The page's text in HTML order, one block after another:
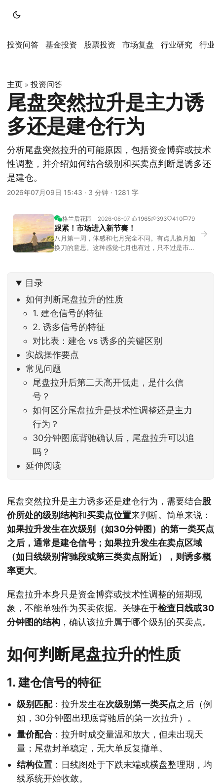
投资问答 基金投资 股票投资 市场复盘 行业研究 行业
主页 » 投资问答
尾盘突然拉升是主力诱
多还是建仓行为
分析尾盘突然拉升的可能原因，包括资金博弈或技术
性调整，并介绍如何结合级别和买卖点判断是诱多还
是建仓。
2026年07月09日 15:43 · 3 分钟 · 1281 字
格兰后花园 2026-08-07 1965 393 410 79
跟紧！市场进入新节奏！
八月第一周，体感和七月完全不同。有点儿换月如
换刀的意思。这种感觉七月也有过，只不过是市场
家感受到了春天般的暖风。指数涨了百点，交易额
回暖到2
→
目录
如何判断尾盘拉升的性质
1. 建仓信号的特征
2. 诱多信号的特征
对比表：建仓 vs 诱多的关键区别
实战操作要点
常见问题
尾盘拉升后第二天高开低走，是什么信
号？
如何区分尾盘拉升是技术性调整还是主力
行为？
30分钟图底背驰确认后，尾盘拉升可以追
吗？
延伸阅读
尾盘突然拉升是主力诱多还是建仓行为，需要结合股
价所处的级别结构和买卖点位置来判断。简单来说：
如果拉升发生在次级别（如30分钟图）的第一类买点
之后，通常是建仓信号；如果拉升发生在卖点区域
（如日线级别背驰段或第三类卖点附近），则诱多概
率更大。
尾盘拉升本身只是资金博弈或技术性调整的短期现
象，不能单独作为买卖依据。关键在于检查日线或30
分钟图的结构 ，确认该拉升属于哪个级别的买卖点。
如何判断尾盘拉升的性质
1. 建仓信号的特征
级别匹配：拉升发生在次级别第一类买点之后（例
如，30分钟图出现底背驰后的第一次拉升）。
量价配合 ：拉升时成交量温和放大，但未出现天
量；尾盘封单稳定，无大单反复撤单。
结构位置 ：日线图处于下跌末端或横盘整理期，均
线系统开始收敛。